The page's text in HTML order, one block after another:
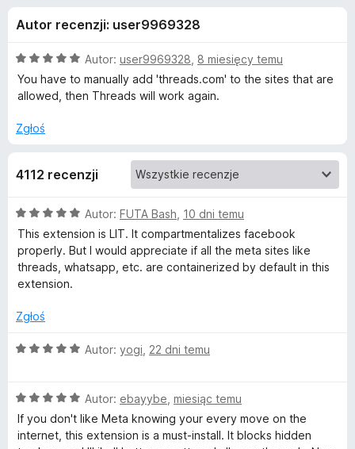
r
k
F
f
o
e
d
d
a
t
k
F
a
c
Autor recenzji: user9969328
O
c
e
a
/
Autor: user9969328 8 miesięcy temu
You have to manually add 'threads.com' to the sites that are
allowed, then Threads will work again.
Zgłoś
4112 recenzji
O
c
e
n
a
5
5
Autor: FUTA Bash 10 dni temu
This extension is LIT. It compartmentalizes facebook
properly. But I would appreciate if all the meta sites like
threads, whatsapp, etc. are containerized by default in this
extension.
Zgłoś
O
n
a
:
Autor: yogi 22 dni temu
O
c
e
Autor: ebayybe miesiąc temu
If you don't like Meta knowing your every move on the
internet, this extension is a must-install. It blocks hidden